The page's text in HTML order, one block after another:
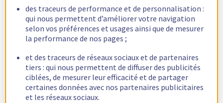
des traceurs de performance et de personnalisation :
qui nous permettent d’améliorer votre navigation
selon vos préférences et usages ainsi que de mesurer
la performance de nos pages ;
et des traceurs de réseaux sociaux et de partenaires
tiers : qui nous permettent de diffuser des publicités
ciblées, de mesurer leur efficacité et de partager
certaines données avec nos partenaires publicitaires
et les réseaux sociaux.